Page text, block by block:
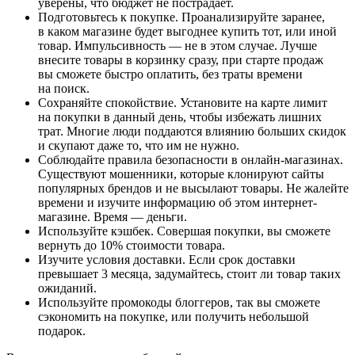
уверены, что бюджет не пострадает.
Подготовьтесь к покупке. Проанализируйте заранее,
в каком магазине будет выгоднее купить тот, или иной
товар. Импульсивность — не в этом случае. Лучше
внесите товары в корзинку сразу, при старте продаж
вы сможете быстро оплатить, без траты времени
на поиск.
Сохраняйте спокойствие. Установите на карте лимит
на покупки в данный день, чтобы избежать лишних
трат. Многие люди поддаются влиянию больших скидок
и скупают даже то, что им не нужно.
Соблюдайте правила безопасности в онлайн-магазинах.
Существуют мошенники, которые клонируют сайты
популярных брендов и не высылают товары. Не жалейте
времени и изучите информацию об этом интернет-
магазине. Время — деньги.
Используйте кэшбек. Совершая покупки, вы сможете
вернуть до 10% стоимости товара.
Изучите условия доставки. Если срок доставки
превышает 3 месяца, задумайтесь, стоит ли товар таких
ожиданий.
Используйте промокоды блоггеров, так вы сможете
сэкономить на покупке, или получить небольшой
подарок.